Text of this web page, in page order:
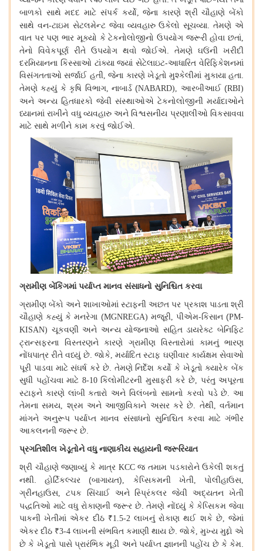
બાળકો સાથે મદદ માટે સંપર્ક કર્યો,જેના કારણે શ્રી ચૌહાણે બેંકો
સાથે વન-ટાઇમ સેટલમેન્ટ જેવા વ્યવહારુ ઉકેલો સૂચવ્યા.તેમણે એ
વાત પર પણ ભાર મૂક્યો કે ટેકનોલોજીનો ઉપયોગ જરૂરી હોવા છતાં,
તેનો વિવેકપૂર્ણ રીતે ઉપયોગ થવો જોઈએ.તેમણે ઘઉંની ખરીદી
દરમિયાનના કિસ્સાઓ ટાંક્યા જ્યાં સેટેલાઇટ-આધારિત વેરિફિકેશનમાં
વિસંગતતાઓ સર્જાઈ હતી,જેના કારણે ખેડૂતો મુશ્કેલીમાં મુકાયા હતા.
તેમણે કહ્યું કે કૃષિ વિભાગ, નાબાર્ડ(NABARD), આરબીઆઈ(RBI)
અને અન્ય હિતધારકો જેવી સંસ્થાઓએ ટેકનોલોજીની મર્યાદાઓને
ધ્યાનમાં રાખીને વધુ વ્યવહારુ અને વિશ્વસનીય પ્રણાલીઓ વિકસાવવા
માટે સાથે મળીને કામ કરવું જોઈએ.
ગ્રામીણ બેંકિંગમાં પર્યાપ્ત માનવ સંસાધનો સુનિશ્ચિત કરવા
ગ્રામીણ બેંકો અને શાખાઓમાં સ્ટાફની અછત પર પ્રકાશ પાડતા શ્રી
ચૌહાણે કહ્યું કે મનરેગા (MGNREGA) મજૂરી, પીએમ-કિસાન(PM-
KISAN) ચૂકવણી અને અન્ય યોજનાઓ સહિત ડાયરેક્ટ બેનિફિટ
ટ્રાન્સફરના
વિસ્તરણને કારણે ગ્રામીણ વિસ્તારોમાં કામનું ભારણ
નોંધપાત્ર રીતે વધ્યું છે. જોકે,મર્યાદિત સ્ટાફ ઘણીવાર કાર્યક્ષમ સેવાઓ
પૂરી પાડવા માટે સંઘર્ષ કરે છે. તેમણે નિર્દેશ કર્યો કે ખેડૂતો ક્યારેક બેંક
સુધી પહોંચવા માટે 8-10 કિલોમીટરની મુસાફરી કરે છે, પરંતુ અપૂરતા
સ્ટાફને કારણે લાંબી કતારો અને વિલંબનો સામનો કરવો પડે છે.આ
તેમના સમય, શ્રમ અને આજીવિકાને અસર કરે છે. તેથી,વર્તમાન
માંગને અનુરૂપ પર્યાપ્ત માનવ સંસાધનો સુનિશ્ચિત કરવા માટે ગંભીર
આકલનની જરૂર છે.
પ્રગતિશીલ ખેડૂતોને વધુ નાણાકીય સહાયની જરૂરિયાત
શ્રી ચૌહાણે જણાવ્યું કે માત્ર KCCજ તમામ પડકારોને ઉકેલી શકતું
નથી.હોર્ટિકલ્ચર (બાગાયત), કેપ્સિકમની ખેતી, પોલીહાઉસ,
ગ્રીનહાઉસ, ટપક સિંચાઈ અને સ્પ્રિંકલર જેવી અદ્યતન ખેતી
પદ્ધતિઓ માટે વધુ રોકાણની જરૂર છે.તેમણે નોંધ્યું કે કેપ્સિકમ જેવા
પાકની ખેતીમાં એકર દીઠ ₹1.5-2લાખનું રોકાણ થઈ શકે છે,જેમાં
એકર દીઠ ₹3-4 લાખની સંભવિત કમાણી થાય છે. જોકે, મુખ્ય મુદ્દો એ
છે કે ખેડૂતો પાસે પ્રારંભિક મૂડી અને પર્યાપ્ત જ્ઞાનની પહોંચ છે કે કેમ.